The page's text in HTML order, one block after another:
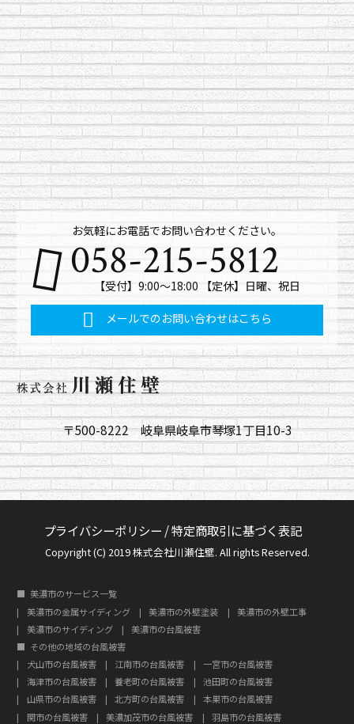
〒500-8222 岐阜県岐阜市琴塚1丁目10-3
お気軽にお電話でお問い合わせください。
058-215-5812
【受付】9:00～18:00 【定休】日曜、祝日
メールでのお問い合わせはこちら
プライバシーポリシー /特定商取引に基づく表記
Copyright (C) 2019 株式会社川瀬住壁. All rights Reserved.
美濃市のサービス一覧
美濃市の金属サイディング
美濃市の外壁塗装
美濃市の外壁工事
美濃市のサイディング
美濃市の台風被害
その他の地域の台風被害
犬山市の台風被害
江南市の台風被害
一宮市の台風被害
海津市の台風被害
養老町の台風被害
池田町の台風被害
山県市の台風被害
北方町の台風被害
本巣市の台風被害
関市の台風被害
美濃加茂市の台風被害 羽島市の台風被害